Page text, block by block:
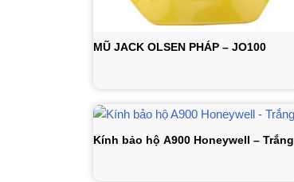
MŨ JACK OLSEN PHÁP – JO100
Kính bảo hộ A900 Honeywell – Trắng